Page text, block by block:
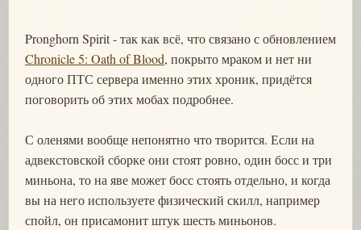
Pronghorn Spirit - так как всё, что связано с обновлением
Chronicle 5: Oath of Blood, покрыто мраком и нет ни
одного ПТС сервера именно этих хроник, придётся
поговорить об этих мобах подробнее.
С оленями вообще непонятно что творится. Если на
адвекстовской сборке они стоят ровно, один босс и три
миньона, то на яве может босс стоять отдельно, и когда
вы на него используете физический скилл, например
спойл, он присамонит штук шесть миньонов.